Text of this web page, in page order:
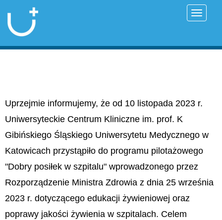
Uprzejmie informujemy, że od 10 listopada 2023 r.
Uniwersyteckie Centrum Kliniczne im. prof. K
Gibińskiego Śląskiego Uniwersytetu Medycznego w
Katowicach przystąpiło do programu pilotażowego
"Dobry posiłek w szpitalu" wprowadzonego przez
Rozporządzenie Ministra Zdrowia z dnia 25 września
2023 r. dotyczącego edukacji żywieniowej oraz
poprawy jakości żywienia w szpitalach. Celem